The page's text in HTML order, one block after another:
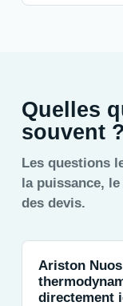
Quelles
souvent ?
Les questions
la puissance,
des devis.
Ariston
directement